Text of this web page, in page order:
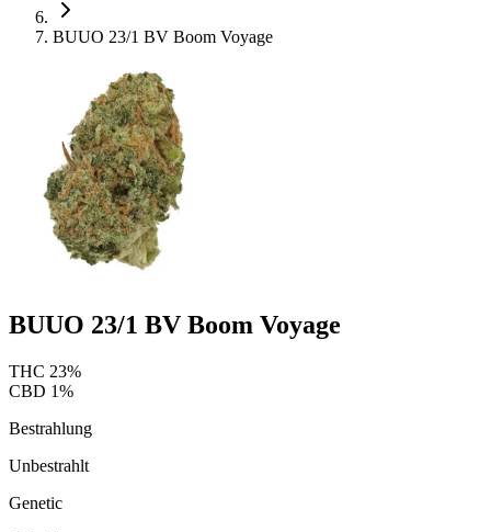
BUUO 23/1 BV Boom Voyage
BUUO 23/1 BV Boom Voyage
THC 23%
CBD 1%
Bestrahlung
Unbestrahlt
Genetic